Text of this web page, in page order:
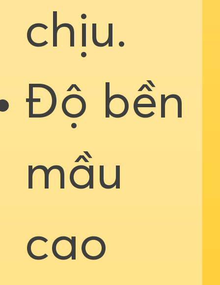
chịu.
Độ bền
mầu
cao